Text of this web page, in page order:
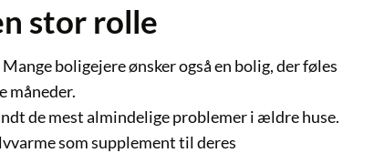
stor rolle
boligejere ønsker også en bolig, der føles
måneder.
de mest almindelige problemer i ældre huse.
som supplement til deres